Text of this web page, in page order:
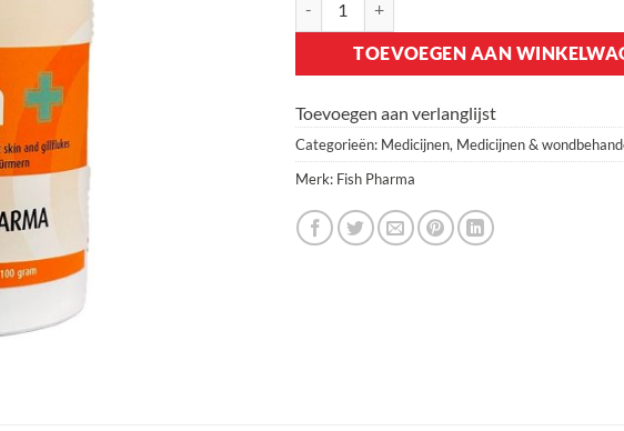
TOEVOEGEN AAN
Toevoegen aan verlanglijst
Categorieën: Medicijnen, Medicijnen &
Merk: Fish Pharma